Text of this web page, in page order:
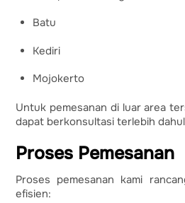
Batu
Kediri
Mojokerto
Untuk pemesanan di luar area
dapat berkonsultasi terlebih
Proses Pemesanan
Proses pemesanan kami
efisien: